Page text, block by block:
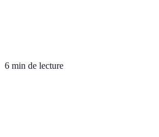
6 min de lecture